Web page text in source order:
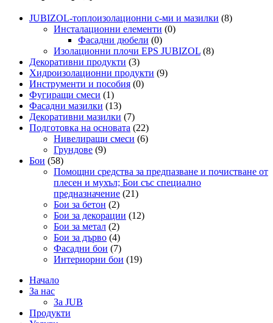
JUBIZOL-топлоизолационни с-ми и мазилки (8)
Инсталационни елементи (0)
Фасадни дюбели (0)
Изолационни плочи EPS JUBIZOL (8)
Декоративни продукти (3)
Хидроизолационни продукти (9)
Инструменти и пособия (0)
Фугиращи смеси (1)
Фасадни мазилки (13)
Декоративни мазилки (7)
Подготовка на основата (22)
Нивелиращи смеси (6)
Грундове (9)
Бои (58)
Помощни средства за предпазване и почистване от
плесен и мухъл; Бои със специално
предназначение (21)
Бои за бетон (2)
Бои за декорации (12)
Бои за метал (2)
Бои за дърво (4)
Фасадни бои (7)
Интериорни бои (19)
Начало
За нас
За JUB
Продукти